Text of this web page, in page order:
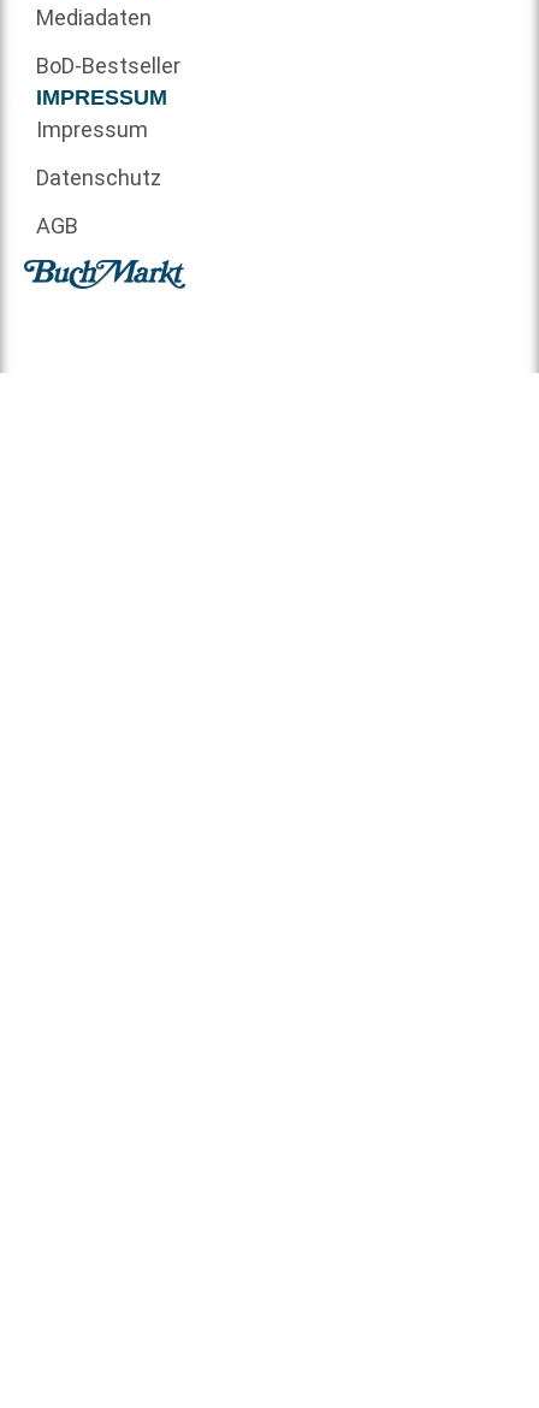
Mediadaten
BoD-Bestseller
IMPRESSUM
Impressum
Datenschutz
AGB